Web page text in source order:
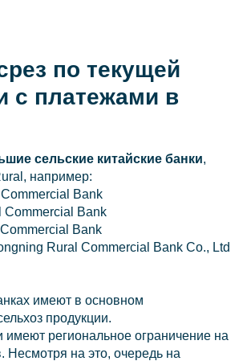
О коллегии
по текущей
с платежами в
сельские китайские банки,
например:
Bank
Commercial Bank
Bank
Rural Commercial Bank Co., Ltd
имеют в основном
продукции.
имеют региональное ограничение на
Несмотря на это, очередь на